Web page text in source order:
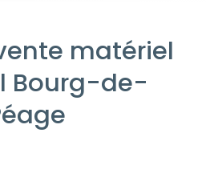
matériel
Bourg-de-